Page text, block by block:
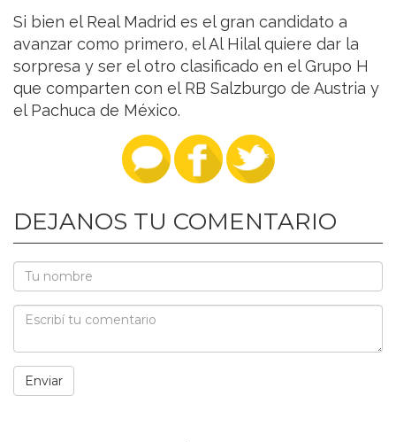
Si bien el Real Madrid es el gran candidato a
avanzar como primero, el Al Hilal quiere dar la
sorpresa y ser el otro clasificado en el Grupo H
que comparten con el RB Salzburgo de Austria y
el Pachuca de México.
DEJANOS TU COMENTARIO